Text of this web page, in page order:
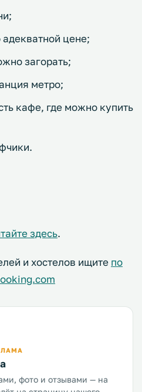
цене;
загорать;
метро;
кафе, где можно купить
здесь.
и хостелов ищите по
фото и отзывами — на